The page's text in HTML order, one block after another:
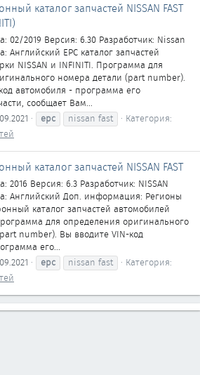
каталог запчастей NISSAN FAST
02/2019 Версия: 6.30 Разработчик: Nissan
Английский EPC каталог запчастей
NISSAN и INFINITI. Программа для
номера детали (part number).
автомобиля - программа его
сообщает Вам...
epc nissan fast
Категория:
каталог запчастей NISSAN FAST
2016 Версия: 6.3 Разработчик: NISSAN
Английский Доп. информация: Регионы
каталог запчастей автомобилей
для определения оригинального
number). Вы вводите VIN-код
его...
epc nissan fast
Категория: